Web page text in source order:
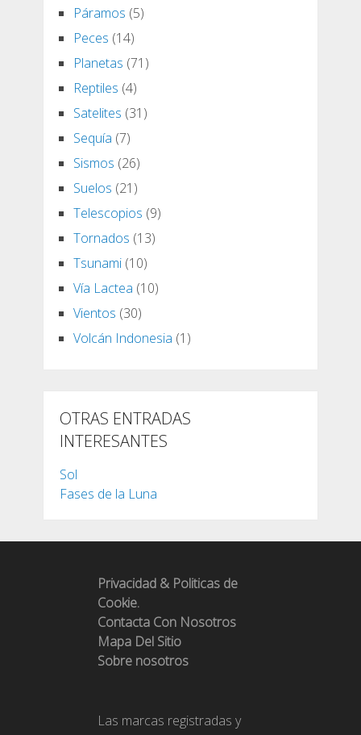
Páramos (5)
Peces (14)
Planetas (71)
Reptiles (4)
Satelites (31)
Sequía (7)
Sismos (26)
Suelos (21)
Telescopios (9)
Tornados (13)
Tsunami(10)
Vía Lactea (10)
Vientos (30)
Volcán Indonesia (1)
OTRAS ENTRADAS
INTERESANTES
Sol
Fases de la Luna
Privacidad & Politicas de
Cookie.
Contacta Con Nosotros
Mapa Del Sitio
Sobre nosotros
Las marcas registradas y